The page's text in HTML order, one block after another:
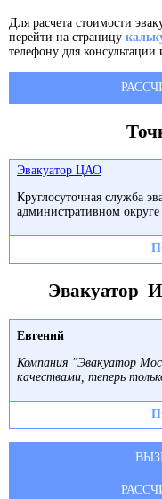
Для расчета стоимости
перейти на страницу
телефону для консультации
Эвакуатор ЦАО
Круглосуточная служба
административном
Эвакуатор
Евгений
Компания "Эвакуатор
качествами, теперь